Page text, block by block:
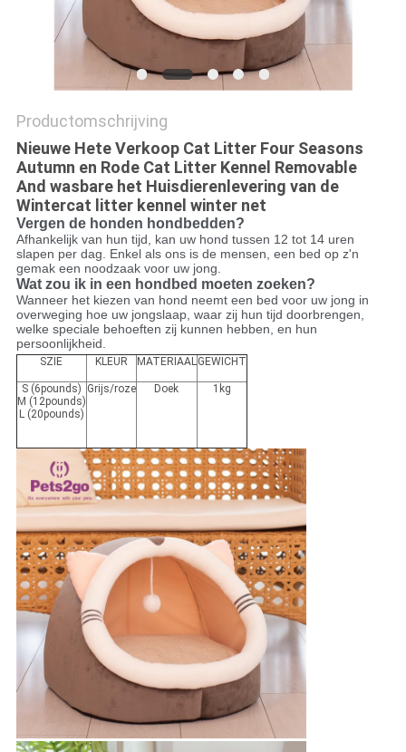
Productomschrijving
Nieuwe Hete Verkoop Cat Litter Four Seasons
Autumn en Rode Cat Litter Kennel Removable
And wasbare het Huisdierenlevering van de
Wintercat litter kennel winter net
Vergen de honden hondbedden?
Afhankelijk van hun tijd, kan uw hond tussen 12 tot 14 uren
slapen per dag. Enkel als ons is de mensen, een bed op z'n
gemak een noodzaak voor uw jong.
Wat zou ik in een hondbed moeten zoeken?
Wanneer het kiezen van hond neemt een bed voor uw jong in
overweging hoe uw jongslaap, waar zij hun tijd doorbrengen,
welke speciale behoeften zij kunnen hebben, en hun
persoonlijkheid.
SZIE KLEUR MATERIAALGEWICHT
S (6pounds)
M (12pounds)
L (20pounds)
Grijs/roze Doek 1kg